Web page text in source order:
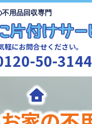
用品回収専門
軽にお問合せください。
50-3144